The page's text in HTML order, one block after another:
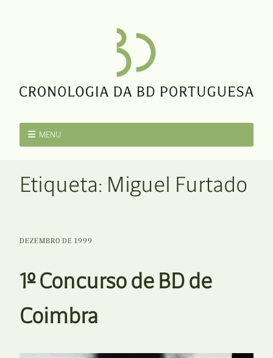
MENU
Etiqueta: Miguel Furtado
DEZEMBRO DE 1999
1º Concurso de BD de
Coimbra